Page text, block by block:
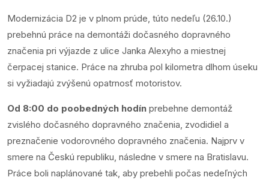
Modernizácia D2 je v plnom prúde, túto nedeľu (26.10.)
prebehnú práce na demontáži dočasného dopravného
značenia pri výjazde z ulice Janka Alexyho a miestnej
čerpacej stanice. Práce na zhruba pol kilometra dlhom úseku
si vyžiadajú zvýšenú opatrnosť motoristov.
Od 8:00 do poobedných hodín prebehne demontáž
zvislého dočasného dopravného značenia, zvodidiel a
preznačenie vodorovného dopravného značenia. Najprv v
smere na Českú republiku, následne v smere na Bratislavu.
Práce boli naplánované tak, aby prebehli počas nedeľných